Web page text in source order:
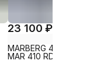
23 100 ₽
MARBERG 410 +
MAR 410 RD-CR